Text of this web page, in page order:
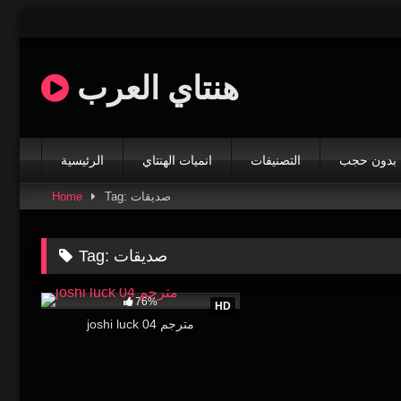
هنتاي العرب
الرئيسية انميات الهنتاي التصنيفات بدون حجب
Home Tag: صديقات
Tag: صديقات
HD
76%
joshi luck 04 مترجم